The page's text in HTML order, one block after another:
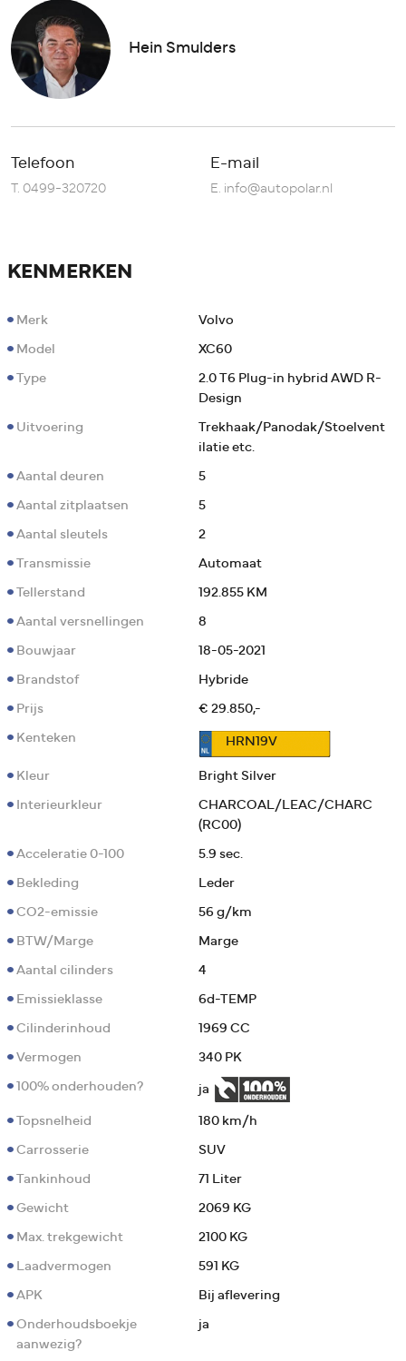
Hein Smulders
Telefoon
T. 0499-320720
E-mail
E. info@autopolar.nl
KENMERKEN
Merk Volvo
Model XC60
Type
2.0 T6 Plug-in hybrid AWD R-
Design
Uitvoering
Trekhaak/Panodak/Stoelvent
ilatie etc.
Aantal deuren 5
Aantal zitplaatsen 5
Aantal sleutels 2
Transmissie Automaat
Tellerstand 192.855 KM
Aantal versnellingen 8
Bouwjaar 18-05-2021
Brandstof Hybride
Prijs € 29.850,-
Kenteken HRN19V
Kleur Bright Silver
Interieurkleur
CHARCOAL/LEAC/CHARC
(RC00)
Acceleratie 0-100 5.9 sec.
Bekleding Leder
CO2-emissie 56 g/km
BTW/Marge Marge
Aantal cilinders 4
Emissieklasse 6d-TEMP
Cilinderinhoud 1969 CC
Vermogen 340 PK
100% onderhouden? ja
Topsnelheid 180 km/h
Carrosserie SUV
Tankinhoud 71 Liter
Gewicht 2069 KG
Max. trekgewicht 2100 KG
Laadvermogen 591 KG
APK Bij aflevering
Onderhoudsboekje
aanwezig?
ja